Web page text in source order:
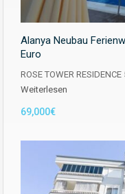
Alanya Neubau
Euro
ROSE TOWER
Weiterlesen
69,000€